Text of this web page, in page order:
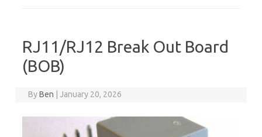
RJ11/RJ12 Break Out Board
(BOB)
ByBen January 20, 2026